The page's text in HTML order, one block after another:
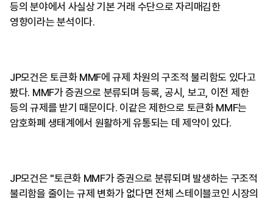
등의 분야에서 사실상 기본 거래 수단으로 자리매김한
영향이라는 분석이다.
JP모건은 토큰화 MMF에 규제 차원의 구조적 불리함도 있다고
봤다. MMF가 증권으로 분류되며 등록, 공시, 보고, 이전 제한
등의 규제를 받기 때문이다. 이같은 제한으로 토큰화 MMF는
암호화폐 생태계에서 원활하게 유통되는 데 제약이 있다.
JP모건은 "토큰화 MMF가 증권으로 분류되며 발생하는 구조적
불리함을 줄이는 규제 변화가 없다면 전체 스테이블코인 시장의